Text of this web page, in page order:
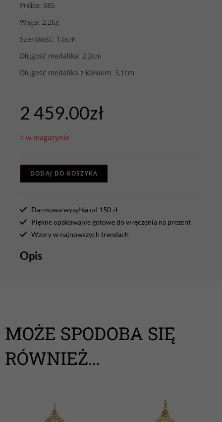
Próba: 585
Waga: 2,26g
Szerokość: 1,6cm
Długość medalika: 2,2cm
Długość medalika z kółkiem: 3,1cm
2 459.00zł
1 w magazynie
DODAJ DO KOSZYKA
Darmowa wysyłka od 150 zł
Piękne opakowanie gotowe do wręczenia na prezent
Wzory w najnowszych trendach
Opis
MOŻE SPODOBA SIĘ
RÓWNIEŻ…